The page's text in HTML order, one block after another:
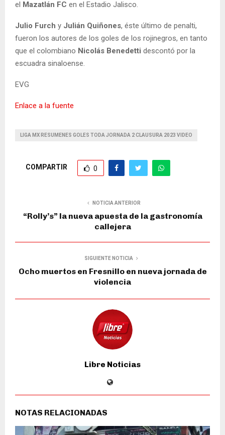
el Mazatlán FC en el Estadio Jalisco.
Julio Furch y Julián Quiñones, éste último de penalti,
fueron los autores de los goles de los rojinegros, en tanto
que el colombiano Nicolás Benedetti descontó por la
escuadra sinaloense.
EVG
Enlace a la fuente
LIGA MX RESUMENES GOLES TODA JORNADA 2 CLAUSURA 2023 VIDEO
COMPARTIR 0
NOTICIA ANTERIOR
“Rolly’s” la nueva apuesta de la gastronomía
callejera
SIGUIENTE NOTICIA
Ocho muertos en Fresnillo en nueva jornada de
violencia
Libre Noticias
NOTAS RELACIONADAS